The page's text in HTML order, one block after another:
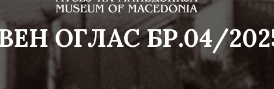
ОГЛАС БР.04/